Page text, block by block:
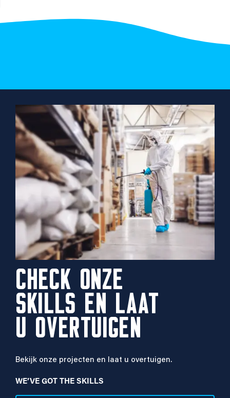
CHECK ONZE
SKILLS EN LAAT
U OVERTUIGEN
Bekijk onze projecten en laat u overtuigen.
WE’VE GOT THE SKILLS